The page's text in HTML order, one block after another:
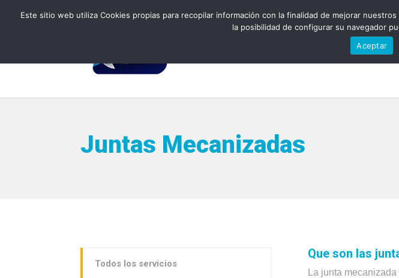
Home
Juntas Mecanizadas
Todos los servicios
Que son las
La junta
Este sitio web utiliza Cookies propias para recopilar información con la finalidad de mejorar
la posibilidad de configurar su navegador
Aceptar